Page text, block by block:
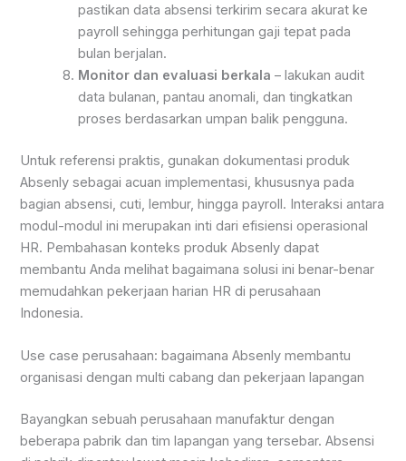
pastikan data absensi terkirim secara akurat ke
payroll sehingga perhitungan gaji tepat pada
bulan berjalan.
Monitor dan evaluasi berkala – lakukan audit
data bulanan, pantau anomali, dan tingkatkan
proses berdasarkan umpan balik pengguna.
Untuk referensi praktis, gunakan dokumentasi produk
Absenly sebagai acuan implementasi, khususnya pada
bagian absensi, cuti, lembur, hingga payroll. Interaksi antara
modul-modul ini merupakan inti dari efisiensi operasional
HR. Pembahasan konteks produk Absenly dapat
membantu Anda melihat bagaimana solusi ini benar-benar
memudahkan pekerjaan harian HR di perusahaan
Indonesia.
Use case perusahaan: bagaimana Absenly membantu
organisasi dengan multi cabang dan pekerjaan lapangan
Bayangkan sebuah perusahaan manufaktur dengan
beberapa pabrik dan tim lapangan yang tersebar. Absensi